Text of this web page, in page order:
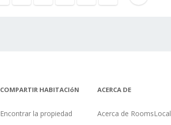
COMPARTIR HABITACIóN
Encontrar la propiedad
ACERCA DE
Acerca de RoomsLocal